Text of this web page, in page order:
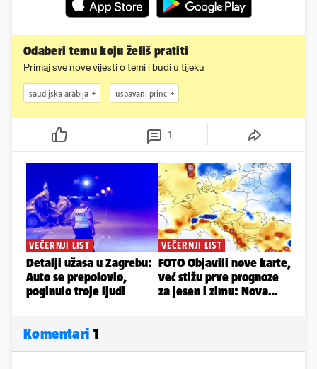
Odaberi temu koju želiš pratiti
Primaj sve nove vijesti o temi i budi u tijeku
saudijska arabija uspavani princ
1
Komentari 1